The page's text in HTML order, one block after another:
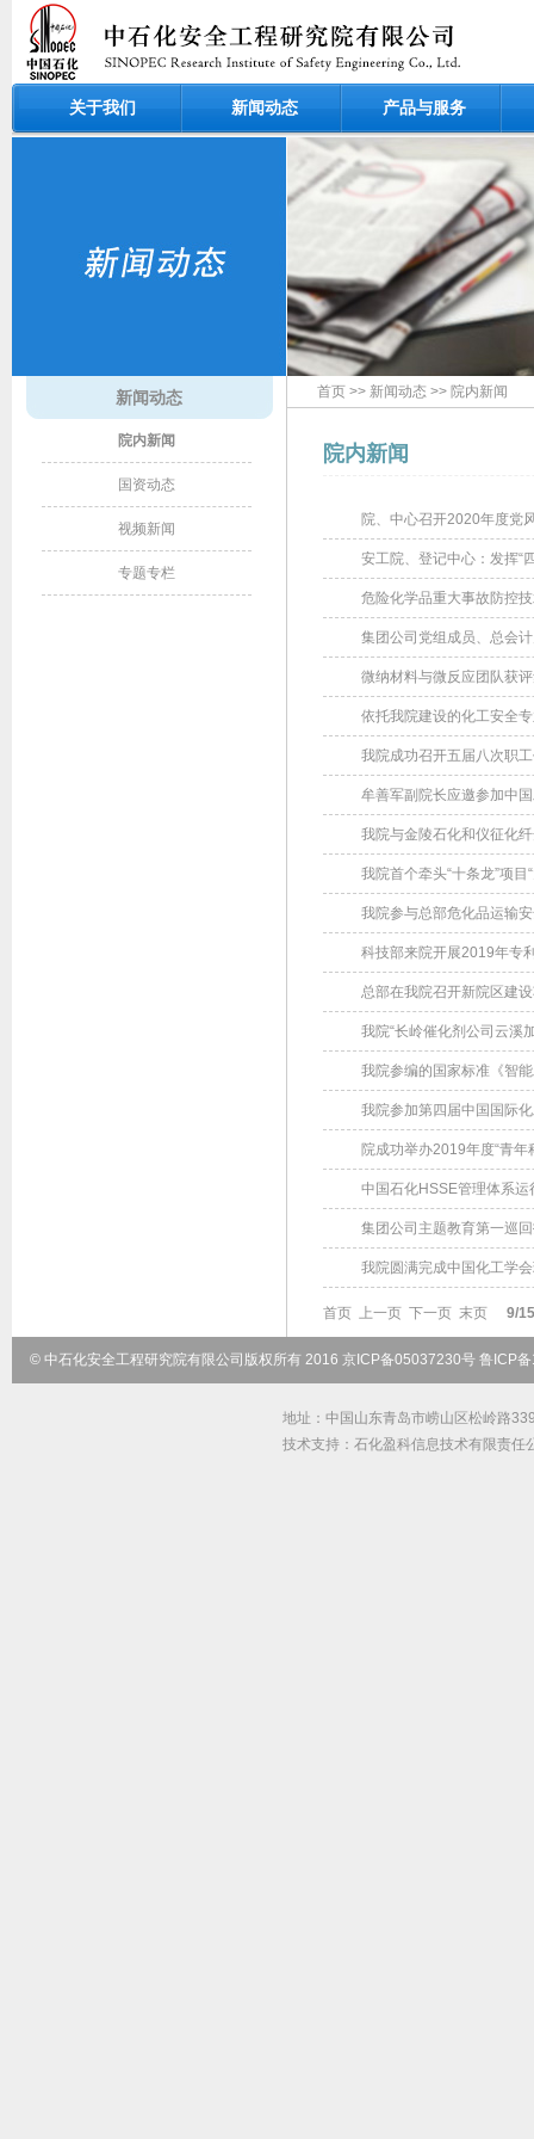
关于我们 新闻动态 产品与服务
新闻动态
院内新闻
国资动态
视频新闻
专题专栏
首页 >> 新闻动态 >> 院内新闻
院内新闻
院、中心召开2020年度党
安工院、登记中心：发挥“
危险化学品重大事故防控
集团公司党组成员、总会
微纳材料与微反应团队获
依托我院建设的化工安全
我院成功召开五届八次职
牟善军副院长应邀参加中
我院与金陵石化和仪征化
我院首个牵头“十条龙”项
我院参与总部危化品运输
科技部来院开展2019年专
总部在我院召开新院区建
我院“长岭催化剂公司云溪
我院参编的国家标准《智
我院参加第四届中国国际
院成功举办2019年度“青年
中国石化HSSE管理体系
集团公司主题教育第一巡
我院圆满完成中国化工学
首页 上一页 下一页 末页 9/15
© 中石化安全工程研究院有限公司版权所有 2016 京ICP备05037230号 鲁ICP
地址：中国山东青岛市崂山区松岭路
技术支持：石化盈科信息技术有限责任